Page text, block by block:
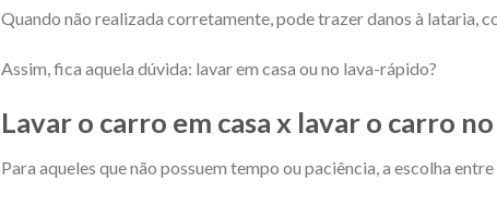
Quando não realizada corretamente, pode trazer danos à lataria,
Assim, fica aquela dúvida: lavar em casa ou no lava-rápido?
Lavar o carro em casa x lavar o carro
Para aqueles que não possuem tempo ou paciência, a escolha